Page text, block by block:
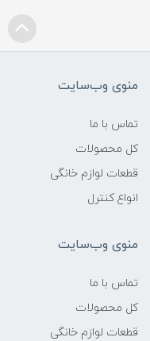
منوی وب‌سایت
تماس با ما
کل محصولات
قطعات لوازم خانگی
انواع کنترل
منوی وب‌سایت
تماس با ما
کل محصولات
قطعات لوازم خانگی